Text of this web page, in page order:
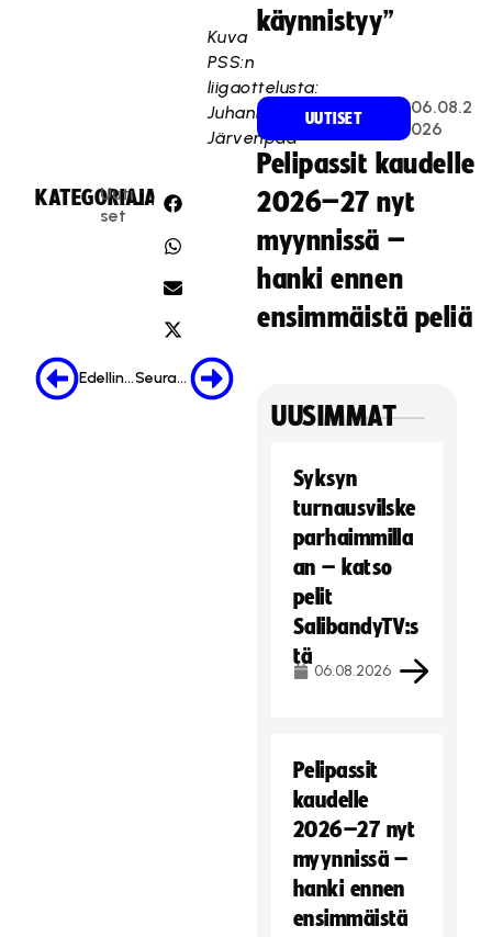
Kuva
PSS:n
liigaottelusta:
Juhani
Järvenpää
KATEGORIA:
Uuti
set
JAA:
Edellinen Seuraava
käynnistyy”
UUTISET
06.08.2
026
Pelipassit kaudelle
2026–27 nyt
myynnissä –
hanki ennen
ensimmäistä peliä
UUSIMMAT
Syksyn
turnausvilske
parhaimmilla
an – katso
pelit
SalibandyTV:s
tä
06.08.2026
Pelipassit
kaudelle
2026–27 nyt
myynnissä –
hanki ennen
ensimmäistä